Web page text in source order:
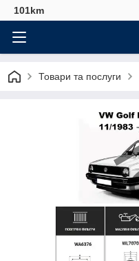
101km
Товари та послуги